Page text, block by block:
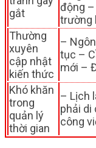
gắt
động –
trường
Thường
xuyên
cập nhật
kiến thức
–
tục –
mới –
Khó khăn
trong
quản lý
thời gian
– Lịch
phải di
công